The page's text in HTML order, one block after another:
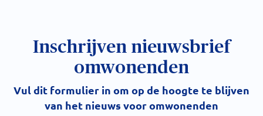
Inschrijven nieuwsbrief
omwonenden
Vul dit formulier in om op de hoogte te blijven
van het nieuws voor omwonenden